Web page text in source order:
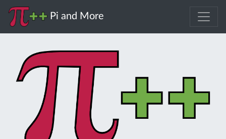
Pi and More